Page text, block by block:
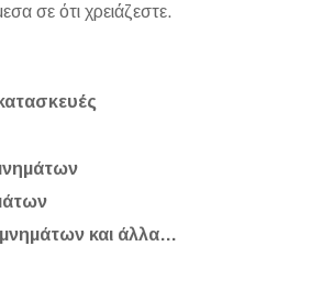
σε ότι χρειάζεστε.
και άλλα…